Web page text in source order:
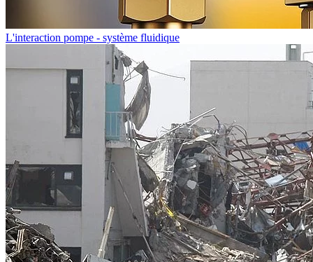
L'interaction pompe - système fluidique